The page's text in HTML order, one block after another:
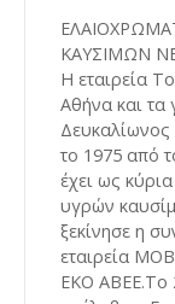
ΚΑΥΣΙΜΩΝ
Η εταιρεία
Αθήνα και τα
Δευκαλίωνος
το 1975 από
έχει ως
υγρών
ξεκίνησε η
εταιρεία
ΕΚΟ ΑΒΕΕ.Το